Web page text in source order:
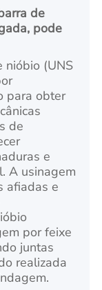
de
pode
nióbio (UNS
para obter
de
e
A usinagem
afiadas e
por feixe
juntas
realizada